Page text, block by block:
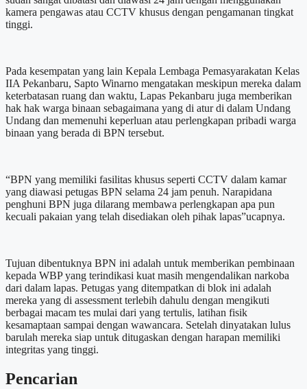
kamera pengawas atau CCTV khusus dengan pengamanan tingkat
tinggi.
Pada kesempatan yang lain Kepala Lembaga Pemasyarakatan Kelas
IIA Pekanbaru, Sapto Winarno mengatakan meskipun mereka dalam
keterbatasan ruang dan waktu, Lapas Pekanbaru juga memberikan
hak hak warga binaan sebagaimana yang di atur di dalam Undang
Undang dan memenuhi keperluan atau perlengkapan pribadi warga
binaan yang berada di BPN tersebut.
“BPN yang memiliki fasilitas khusus seperti CCTV dalam kamar
yang diawasi petugas BPN selama 24 jam penuh. Narapidana
penghuni BPN juga dilarang membawa perlengkapan apa pun
kecuali pakaian yang telah disediakan oleh pihak lapas”ucapnya.
Tujuan dibentuknya BPN ini adalah untuk memberikan pembinaan
kepada WBP yang terindikasi kuat masih mengendalikan narkoba
dari dalam lapas. Petugas yang ditempatkan di blok ini adalah
mereka yang di assessment terlebih dahulu dengan mengikuti
berbagai macam tes mulai dari yang tertulis, latihan fisik
kesamaptaan sampai dengan wawancara. Setelah dinyatakan lulus
barulah mereka siap untuk ditugaskan dengan harapan memiliki
integritas yang tinggi.
Pencarian